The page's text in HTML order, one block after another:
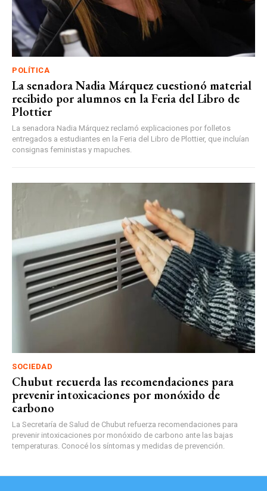
POLÍTICA
La senadora Nadia Márquez cuestionó material
recibido por alumnos en la Feria del Libro de
Plottier
La senadora Nadia Márquez reclamó explicaciones por folletos
entregados a estudiantes en la Feria del Libro de Plottier, que incluían
consignas feministas y mapuches.
SOCIEDAD
Chubut recuerda las recomendaciones para
prevenir intoxicaciones por monóxido de
carbono
La Secretaría de Salud de Chubut refuerza recomendaciones para
prevenir intoxicaciones por monóxido de carbono ante las bajas
temperaturas. Conocé los síntomas y medidas de prevención.